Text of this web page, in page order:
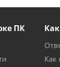
ПК
Как